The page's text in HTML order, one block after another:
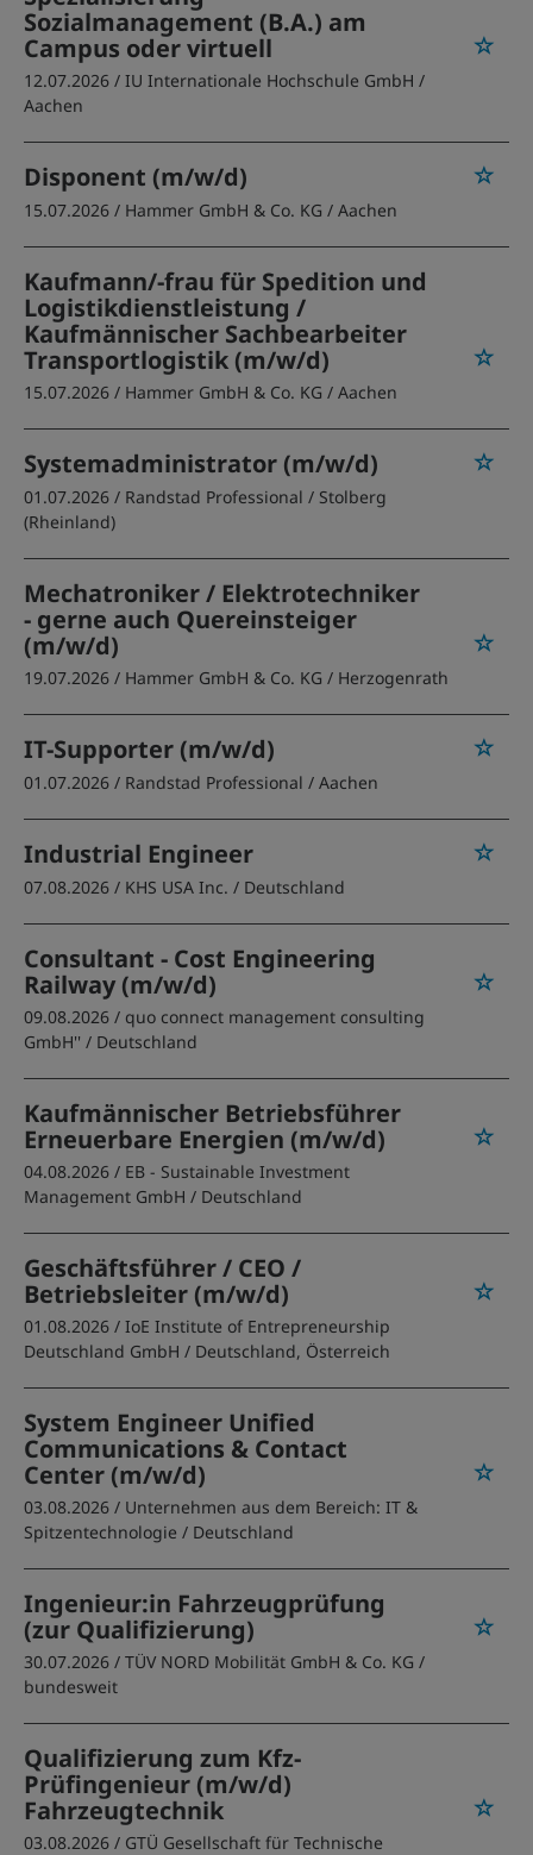
Sozialmanagement (B.A.) am
Campus oder virtuell
12.07.2026 / IU Internationale Hochschule GmbH /
Aachen
Disponent (m/w/d)
15.07.2026 / Hammer GmbH & Co. KG / Aachen
Kaufmann/-frau für Spedition und
Logistikdienstleistung /
Kaufmännischer Sachbearbeiter
Transportlogistik (m/w/d)
15.07.2026 / Hammer GmbH & Co. KG / Aachen
Systemadministrator (m/w/d)
01.07.2026 / Randstad Professional / Stolberg
(Rheinland)
Mechatroniker / Elektrotechniker
- gerne auch Quereinsteiger
(m/w/d)
19.07.2026 / Hammer GmbH & Co. KG / Herzogenrath
IT-Supporter (m/w/d)
01.07.2026 / Randstad Professional / Aachen
Industrial Engineer
07.08.2026 / KHS USA Inc. / Deutschland
Consultant - Cost Engineering
Railway (m/w/d)
09.08.2026 / quo connect management consulting
GmbH'' / Deutschland
Kaufmännischer Betriebsführer
Erneuerbare Energien (m/w/d)
04.08.2026 / EB - Sustainable Investment
Management GmbH / Deutschland
Geschäftsführer / CEO /
Betriebsleiter (m/w/d)
01.08.2026 / IoE Institute of Entrepreneurship
Deutschland GmbH / Deutschland, Österreich
System Engineer Unified
Communications & Contact
Center (m/w/d)
03.08.2026 / Unternehmen aus dem Bereich: IT &
Spitzentechnologie / Deutschland
Ingenieur:in Fahrzeugprüfung
(zur Qualifizierung)
30.07.2026 / TÜV NORD Mobilität GmbH & Co. KG /
bundesweit
Qualifizierung zum Kfz-
Prüfingenieur (m/w/d)
Fahrzeugtechnik
03.08.2026 / GTÜ Gesellschaft für Technische